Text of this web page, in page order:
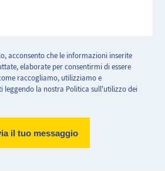
acconsento che le informazioni inserite
elaborate per consentirmi di essere
raccogliamo, utilizziamo e
leggendo la nostra Politica sull'utilizzo dei